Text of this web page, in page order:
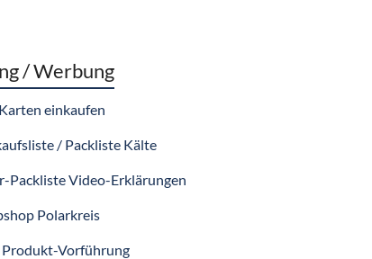
/ Werbung
einkaufen
/ Packliste Kälte
Packliste Video-Erklärungen
Polarkreis
Vorführung